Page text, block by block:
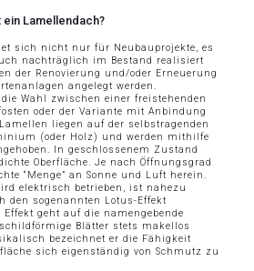
Lamellendach?
sich nicht nur für Neubauprojekte, es
nachträglich im Bestand realisiert
der Renovierung und/oder Erneuerung
angelegt werden.
Wahl zwischen einer freistehenden
oder der Variante mit Anbindung
liegen auf der selbstragenden
(oder Holz) und werden mithilfe
In geschlossenem Zustand
Oberfläche. Je nach Öffnungsgrad
“Menge” an Sonne und Luft herein.
elektrisch betrieben, ist nahezu
den sogenannten Lotus-Effekt
geht auf die namengebende
Blätter stets makellos
bezeichnet er die Fähigkeit
sich eigenständig von Schmutz zu